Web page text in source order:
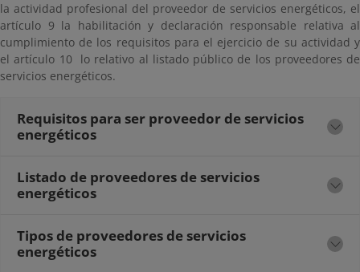
la actividad profesional del proveedor de servicios energéticos, el
artículo 9 la habilitación y declaración responsable relativa al
cumplimiento de los requisitos para el ejercicio de su actividad y
el artículo 10 lo relativo al listado público de los proveedores de
servicios energéticos.
Requisitos para ser proveedor de servicios
energéticos
Listado de proveedores de servicios
energéticos
Tipos de proveedores de servicios
energéticos